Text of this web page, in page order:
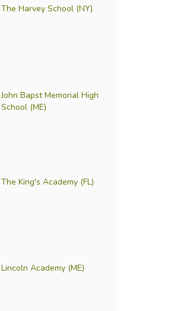
The Harvey School (NY)
John Bapst Memorial High
School (ME)
The King's Academy (FL)
Lincoln Academy (ME)